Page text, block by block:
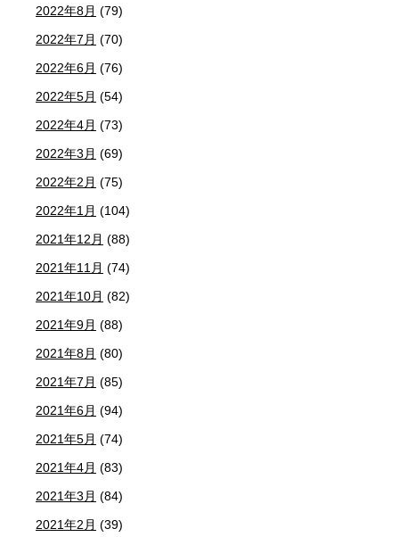
2022年8月 (79)
2022年7月 (70)
2022年6月 (76)
2022年5月 (54)
2022年4月 (73)
2022年3月 (69)
2022年2月 (75)
2022年1月 (104)
2021年12月 (88)
2021年11月 (74)
2021年10月 (82)
2021年9月 (88)
2021年8月 (80)
2021年7月 (85)
2021年6月 (94)
2021年5月 (74)
2021年4月 (83)
2021年3月 (84)
2021年2月 (39)